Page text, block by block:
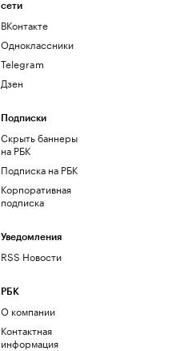
сети
ВКонтакте
Одноклассники
Telegram
Дзен
Подписки
Скрыть баннеры
на РБК
Подписка на РБК
Корпоративная
подписка
Уведомления
RSS Новости
РБК
О компании
Контактная
информация